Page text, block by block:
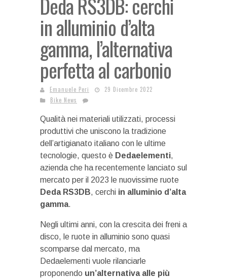
in alluminio d’alta
gamma, l’alternativa
perfetta al carbonio
Emanuele Peri
29 Dicembre 2022
Bike News
Qualità nei materiali utilizzati, processi
produttivi che uniscono la tradizione
dell’artigianato italiano con le ultime
tecnologie, questo è Dedaelementi,
azienda che ha recentemente lanciato sul
mercato per il 2023 le nuovissime ruote
Deda RS3DB, cerchi in alluminio d’alta
gamma.
Negli ultimi anni, con la crescita dei freni a
disco, le ruote in alluminio sono quasi
scomparse dal mercato, ma
Dedaelementi vuole rilanciarle
proponendo un’alternativa alle più